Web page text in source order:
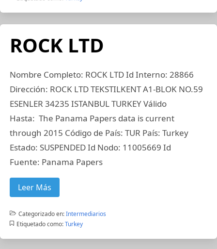
ROCK LTD
Nombre Completo: ROCK LTD Id Interno: 28866
Dirección: ROCK LTD TEKSTILKENT A1-BLOK NO.59
ESENLER 34235 ISTANBUL TURKEY Válido
Hasta: The Panama Papers data is current
through 2015 Código de País: TUR País: Turkey
Estado: SUSPENDED Id Nodo: 11005669 Id
Fuente: Panama Papers
Leer Más
Categorizado en:Intermediarios
Etiquetado como: Turkey